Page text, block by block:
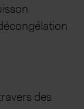
des